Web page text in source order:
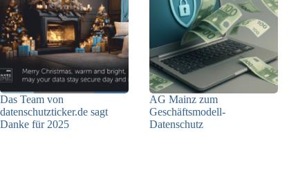
Das Team von
datenschutzticker.de sagt
Danke für 2025
AG Mainz zum
Geschäftsmodell-
Datenschutz